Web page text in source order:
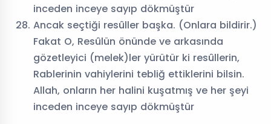
inceden inceye sayıp dökmüştür
Ancak seçtiği resûller başka. (Onlara bildirir.)
Fakat O, Resûlün önünde ve arkasında
gözetleyici (melek)ler yürütür ki resûllerin,
Rablerinin vahiylerini tebliğ ettiklerini bilsin.
Allah, onların her halini kuşatmış ve her şeyi
inceden inceye sayıp dökmüştür